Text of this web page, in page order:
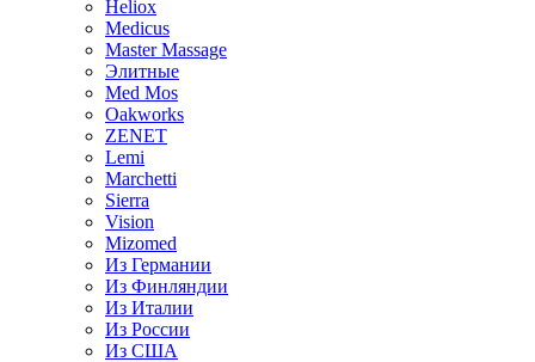
Heliox
Medicus
Master Massage
Элитные
Med Mos
Oakworks
ZENET
Lemi
Marchetti
Sierra
Vision
Mizomed
Из Германии
Из Финляндии
Из Италии
Из России
Из США